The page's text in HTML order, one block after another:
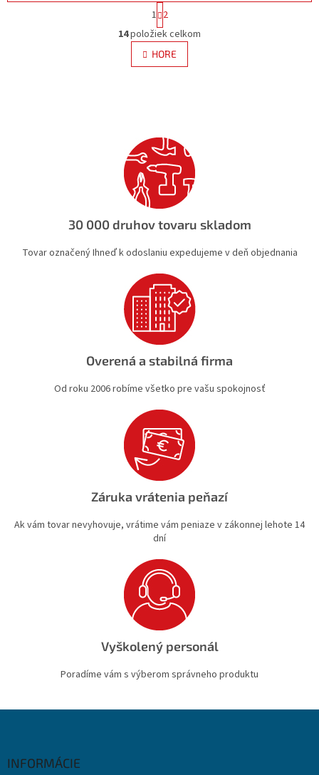
O
v
l
á
e
p
r
v
k
ý
i
s
u
S
t
r
á
n
k
e
1 2
14položiek celkom
HORE
30 000 druhov tovaru skladom
Tovar označený Ihneď k odoslaniu expedujeme v deň objednania
Overená a stabilná firma
Od roku 2006 robíme všetko pre vašu spokojnosť
Záruka vrátenia peňazí
Ak vám tovar nevyhovuje, vrátime vám peniaze v zákonnej lehote 14
dní
Vyškolený personál
Poradíme vám s výberom správneho produktu
INFORMÁCIE